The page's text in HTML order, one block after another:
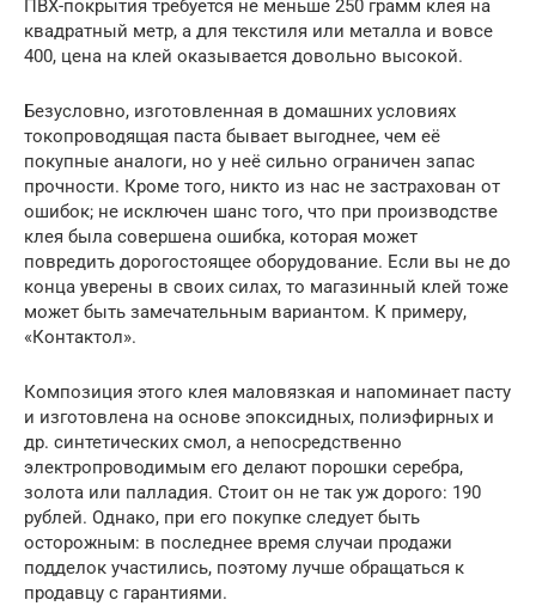
ПВХ-покрытия требуется не меньше 250 грамм клея на
квадратный метр, а для текстиля или металла и вовсе
400, цена на клей оказывается довольно высокой.
Безусловно, изготовленная в домашних условиях
токопроводящая паста бывает выгоднее, чем её
покупные аналоги, но у неё сильно ограничен запас
прочности. Кроме того, никто из нас не застрахован от
ошибок; не исключен шанс того, что при производстве
клея была совершена ошибка, которая может
повредить дорогостоящее оборудование. Если вы не до
конца уверены в своих силах, то магазинный клей тоже
может быть замечательным вариантом. К примеру,
«Контактол».
Композиция этого клея маловязкая и напоминает пасту
и изготовлена на основе эпоксидных, полиэфирных и
др. синтетических смол, а непосредственно
электропроводимым его делают порошки серебра,
золота или палладия. Стоит он не так уж дорого: 190
рублей. Однако, при его покупке следует быть
осторожным: в последнее время случаи продажи
подделок участились, поэтому лучше обращаться к
продавцу с гарантиями.